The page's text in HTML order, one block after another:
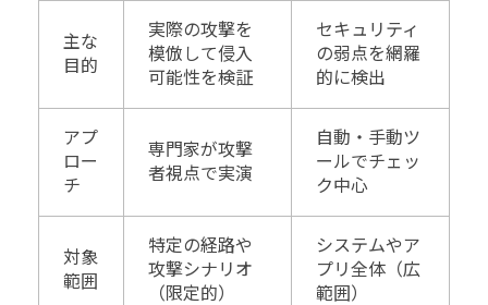
主な
目的
実際の攻撃を
模倣して侵入
可能性を検証
セキュリティ
の弱点を網羅
的に検出
アプ
ロー
チ
専門家が攻撃
者視点で実演
自動・手動ツ
ールでチェッ
ク中心
対象
範囲
特定の経路や
攻撃シナリオ
（限定的）
システムやア
プリ全体（広
範囲）